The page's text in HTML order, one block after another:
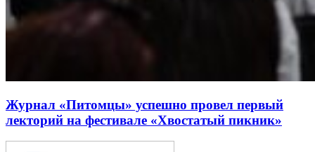
Журнал «Питомцы» успешно провел первый
лекторий на фестивале «Хвостатый пикник»